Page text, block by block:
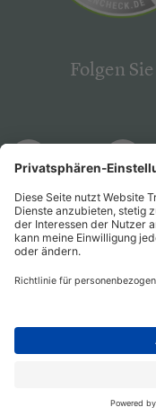
Folgen
PsychJOB
Entwickelt durch